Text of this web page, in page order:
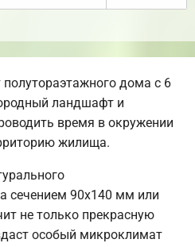
дома с 6
ландшафт и
время в окружении
жилища.
сечением 90х140 мм или
не только прекрасную
особый микроклимат